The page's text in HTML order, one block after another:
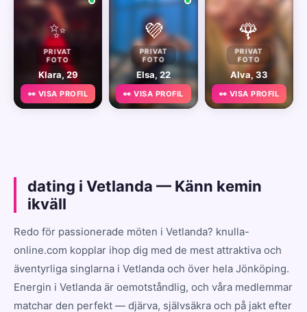
✨
PRIVAT
FOTO
Klara, 29
👀 VISA PROFIL
💜
PRIVAT
FOTO
Elsa, 22
👀 VISA PROFIL
🌹
PRIVAT
FOTO
Alva, 33
👀 VISA PROFIL
dating i Vetlanda — Känn kemin
ikväll
Redo för passionerade möten i Vetlanda? knulla-
online.com kopplar ihop dig med de mest attraktiva och
äventyrliga singlarna i Vetlanda och över hela Jönköping.
Energin i Vetlanda är oemotståndlig, och våra medlemmar
matchar den perfekt — djärva, självsäkra och på jakt efter